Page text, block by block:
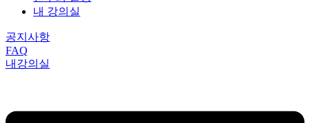
내 강의실
공지사항
FAQ
내강의실